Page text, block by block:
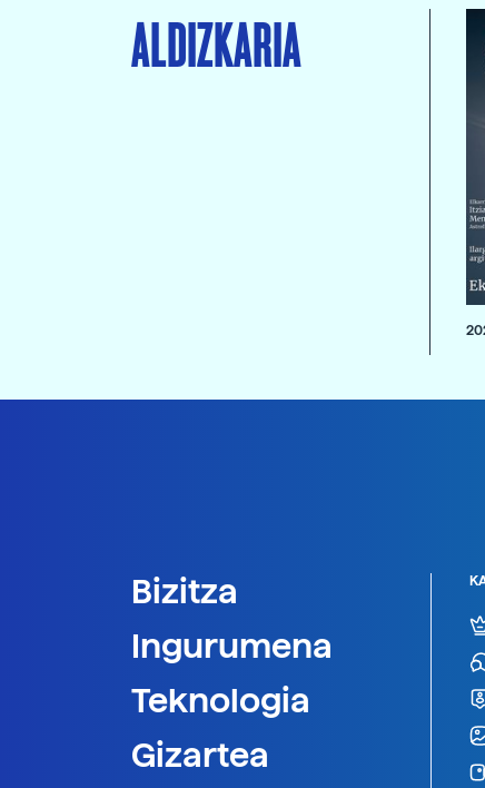
ALDIZKARIA
Bizitza
Ingurumena
Teknologia
Gizartea